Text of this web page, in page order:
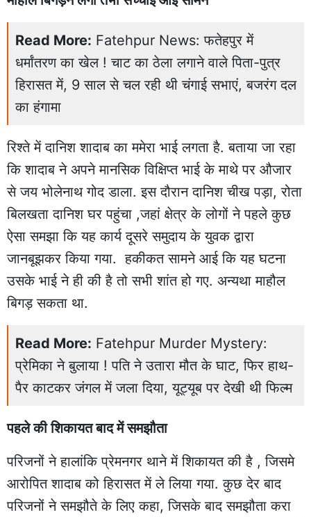
Read More: Fatehpur News: फतेहपुर में
धर्मांतरण का खेल ! चाट का ठेला लगाने वाले पिता-पुत्र
हिरासत में, 9 साल से चल रही थी चंगाई सभाएं, बजरंग दल
का हंगामा
रिश्ते में दानिश शादाब का ममेरा भाई लगता है. बताया जा रहा
कि शादाब ने अपने मानसिक विक्षिप्त भाई के माथे पर औजार
से जय भोलेनाथ गोद डाला. इस दौरान दानिश चीख पड़ा, रोता
बिलखता दानिश घर पहुंचा ,जहां क्षेत्र के लोगों ने पहले कुछ
ऐसा समझा कि यह कार्य दूसरे समुदाय के युवक द्वारा
जानबूझकर किया गया. हकीकत सामने आई कि यह घटना
उसके भाई ने ही की है तो सभी शांत हो गए. अन्यथा माहौल
बिगड़ सकता था.
Read More: Fatehpur Murder Mystery:
प्रेमिका ने बुलाया ! पति ने उतारा मौत के घाट, फिर हाथ-
पैर काटकर जंगल में जला दिया, यूट्यूब पर देखी थी फिल्म
पहले की शिकायत बाद में समझौता
परिजनों ने हालांकि प्रेमनगर थाने में शिकायत की है , जिसमे
आरोपित शादाब को हिरासत में ले लिया गया. कुछ देर बाद
परिजनों ने समझौते के लिए कहा, जिसके बाद समझौता करा